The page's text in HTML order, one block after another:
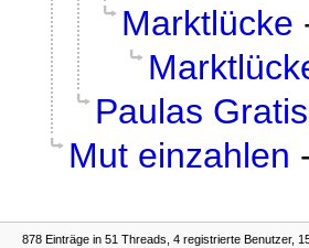
Marktlücke
Paulas
Mut einzahlen
878 Einträge in 51 Threads, 4 registrierte Benutzer,